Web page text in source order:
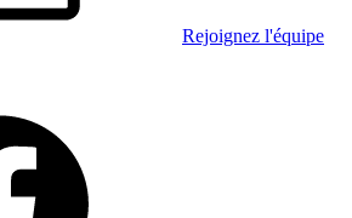
Rejoignez l'équipe